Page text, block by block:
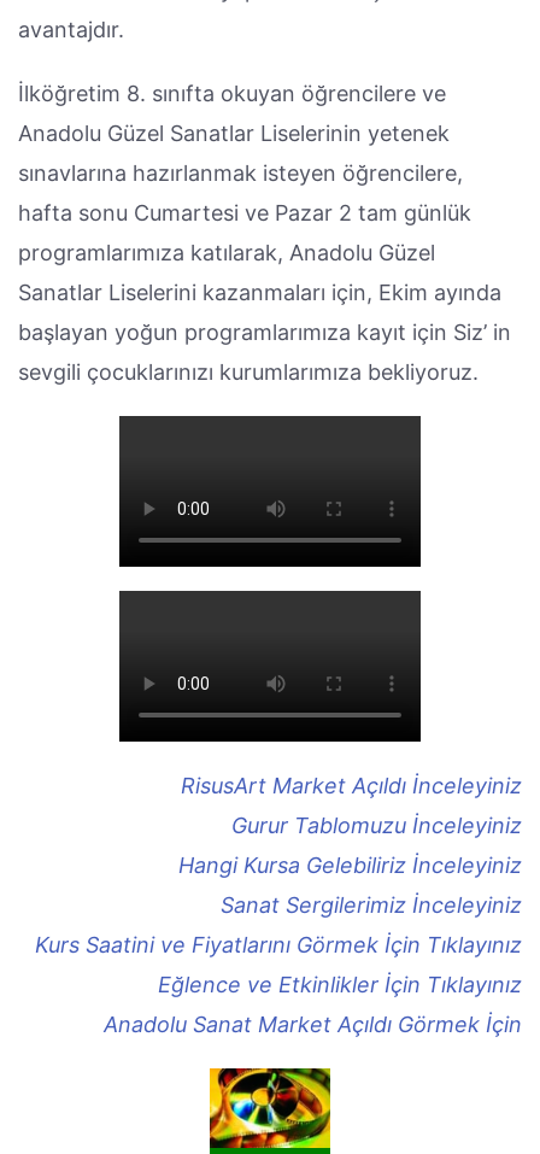
avantajdır.
İlköğretim 8. sınıfta okuyan öğrencilere ve
Anadolu Güzel Sanatlar Liselerinin yetenek
sınavlarına hazırlanmak isteyen öğrencilere,
hafta sonu Cumartesi ve Pazar 2 tam günlük
programlarımıza katılarak, Anadolu Güzel
Sanatlar Liselerini kazanmaları için, Ekim ayında
başlayan yoğun programlarımıza kayıt için Siz’ in
sevgili çocuklarınızı kurumlarımıza bekliyoruz.
RisusArt Market Açıldı İnceleyiniz
Gurur Tablomuzu İnceleyiniz
Hangi Kursa Gelebiliriz İnceleyiniz
Sanat Sergilerimiz İnceleyiniz
Kurs Saatini ve Fiyatlarını Görmek İçin Tıklayınız
Eğlence ve Etkinlikler İçin Tıklayınız
Anadolu Sanat Market Açıldı Görmek İçin